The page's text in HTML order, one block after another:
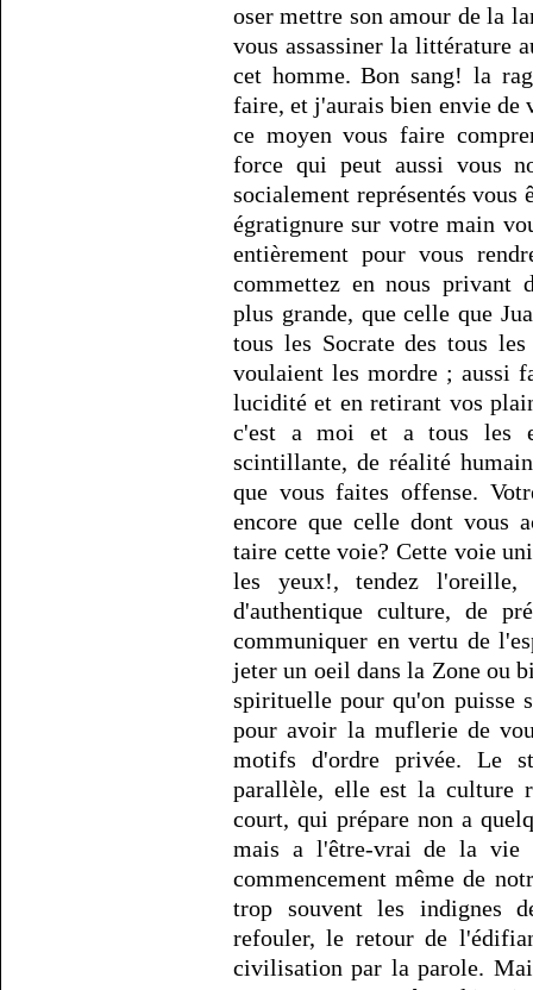
oser mettre son amour de la
vous assassiner la littérature
cet homme. Bon sang! la
faire, et j'aurais bien envie
ce moyen vous faire
force qui peut aussi vous
socialement représentés vous
égratignure sur votre main
entièrement pour vous
commettez en nous privant
plus grande, que celle que
tous les Socrate des tous
voulaient les mordre ; aussi
lucidité et en retirant vos
c'est a moi et a tous les
scintillante, de réalité
que vous faites offense.
encore que celle dont vous
taire cette voie? Cette voie
les yeux!, tendez
d'authentique culture, de
communiquer en vertu de
jeter un oeil dans la Zone ou
spirituelle pour qu'on puisse
pour avoir la muflerie de
motifs d'ordre privée. Le
parallèle, elle est la culture
court, qui prépare non a
mais a l'être-vrai de la
commencement même de
trop souvent les indignes
refouler, le retour de
civilisation par la parole.